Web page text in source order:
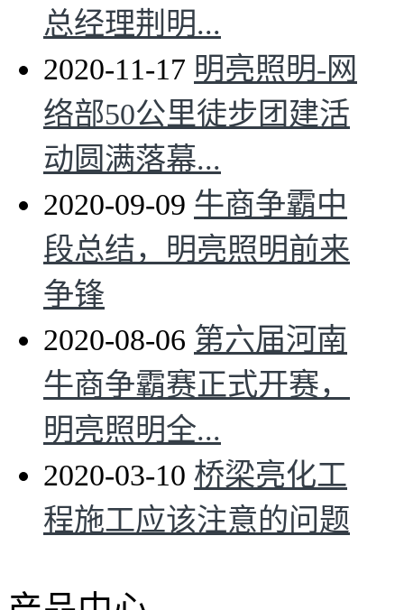
总经理荆明...
2020-11-17 明亮照明-网
络部50公里徒步团建活
动圆满落幕...
2020-09-09 牛商争霸中
段总结，明亮照明前来
争锋
2020-08-06 第六届河南
牛商争霸赛正式开赛，
明亮照明全...
2020-03-10 桥梁亮化工
程施工应该注意的问题